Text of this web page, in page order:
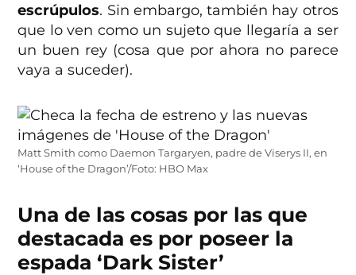
escrúpulos. Sin embargo, también hay otros
que lo ven como un sujeto que llegaría a ser
un buen rey (cosa que por ahora no parece
vaya a suceder).
Matt Smith como Daemon Targaryen, padre de Viserys II, en
‘House of the Dragon’/Foto: HBO Max
Una de las cosas por las que
destacada es por poseer la
espada ‘Dark Sister’